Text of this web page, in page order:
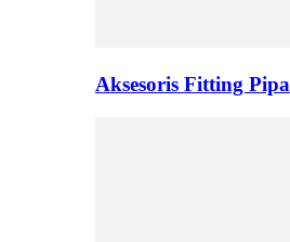
Aksesoris Fitting Pipa